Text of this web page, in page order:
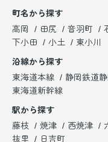
町名から探す
高岡
田尻 音羽町
下小田
小土
東小川
沿線から探す
東海道本線
静岡鉄道
東海道新幹線
駅から探す
藤枝
焼津 西焼津
抜里
日吉町